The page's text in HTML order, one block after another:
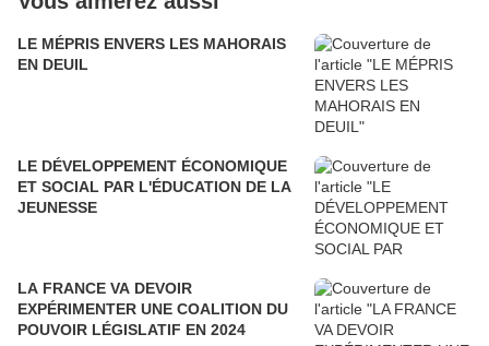
LE MÉPRIS ENVERS LES MAHORAIS
EN DEUIL
LE DÉVELOPPEMENT ÉCONOMIQUE
ET SOCIAL PAR L'ÉDUCATION DE LA
JEUNESSE
LA FRANCE VA DEVOIR
EXPÉRIMENTER UNE COALITION DU
POUVOIR LÉGISLATIF EN 2024